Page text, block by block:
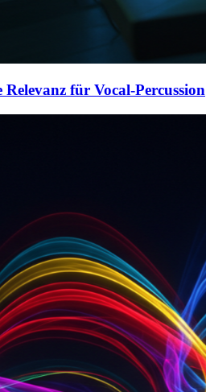
für Vocal-Percussion